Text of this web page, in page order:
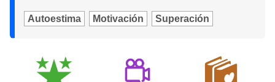
Autoestima Motivación Superación